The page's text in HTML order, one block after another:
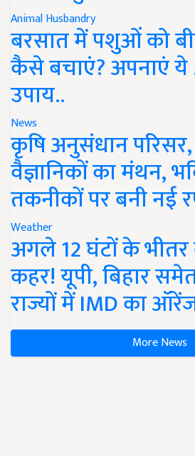
Animal Husbandry
बरसात में पशुओं को
कैसे बचाएं? अपनाएं
उपाय..
News
कृषि अनुसंधान
वैज्ञानिकों का मंथन,
तकनीकों पर बनी नई
Weather
अगले 12 घंटों के भीतर
कहर! यूपी, बिहार
राज्यों में IMD का
More News